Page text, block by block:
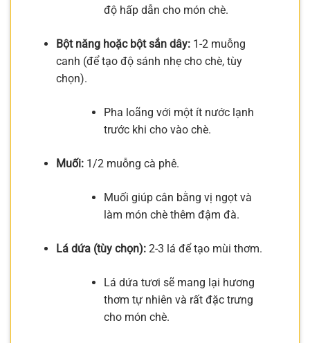
độ hấp dẫn cho món chè.
Bột năng hoặc bột sắn dây:1-2 muỗng
canh (để tạo độ sánh nhẹ cho chè, tùy
chọn).
Pha loãng với một ít nước lạnh
trước khi cho vào chè.
Muối:1/2 muỗng cà phê.
Muối giúp cân bằng vị ngọt và
làm món chè thêm đậm đà.
Lá dứa (tùy chọn):2-3 lá để tạo mùi thơm.
Lá dứa tươi sẽ mang lại hương
thơm tự nhiên và rất đặc trưng
cho món chè.